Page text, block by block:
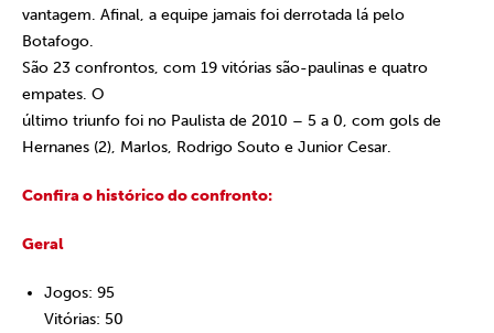
vantagem. Afinal, a equipe jamais foi derrotada lá pelo
Botafogo.
São 23 confrontos, com 19 vitórias são-paulinas e quatro
empates. O
último triunfo foi no Paulista de 2010 – 5 a 0, com gols de
Hernanes (2), Marlos, Rodrigo Souto e Junior Cesar.
Confira o histórico do confronto:
Geral
Jogos: 95
Vitórias: 50